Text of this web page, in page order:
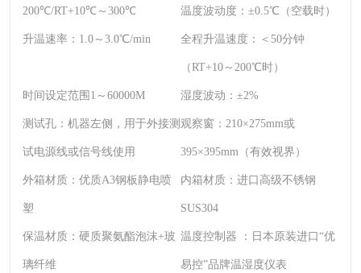
200℃/RT+10℃～300℃ 温度波动度： ±0.5℃（空载时）
升温速率： 1.0～3.0℃/min 全程升温速度： ＜50分钟
（RT+10～200℃时）
时间设定范围 1～60000M 湿度波动： ±2%
测试孔： 机器左侧，用于外接测
试电源线或信号线使用
观察窗： 210×275mm或
395×395mm（有效视界）
外箱材质： 优质A3钢板静电喷
塑
内箱材质： 进口高级不锈钢
SUS304
保温材质： 硬质聚氨酯泡沫+玻
璃纤维
温度控制器 ： 日本原装进口“优
易控”品牌温湿度仪表